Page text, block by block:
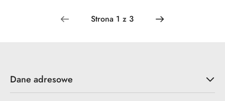
Dane adresowe